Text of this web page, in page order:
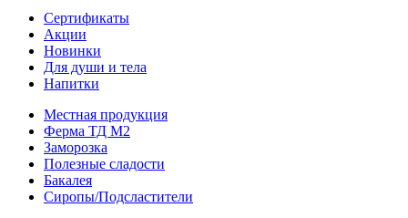
Сертификаты
Акции
Новинки
Для души и тела
Напитки
Местная продукция
Ферма ТД М2
Заморозка
Полезные сладости
Бакалея
Сиропы/Подсластители